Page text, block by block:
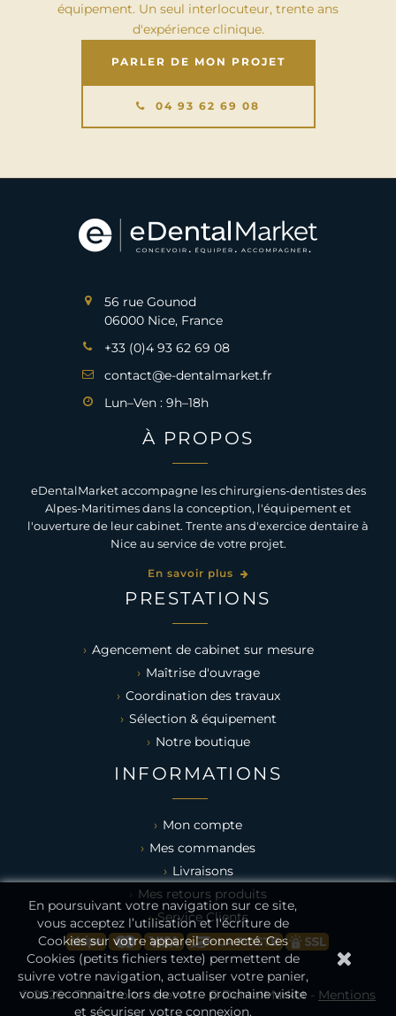
équipement. Un seul interlocuteur, trente ans
d'expérience clinique.
PARLER DE MON PROJET
04 93 62 69 08
56 rue Gounod
06000 Nice, France
+33 (0)4 93 62 69 08
contact@e-dentalmarket.fr
Lun–Ven : 9h–18h
À PROPOS
eDentalMarket accompagne les chirurgiens-dentistes des
Alpes-Maritimes dans la conception, l'équipement et
l'ouverture de leur cabinet. Trente ans d'exercice dentaire à
Nice au service de votre projet.
En savoir plus
PRESTATIONS
Agencement de cabinet sur mesure
Maîtrise d'ouvrage
Coordination des travaux
Sélection & équipement
Notre boutique
INFORMATIONS
Mon compte
Mes commandes
Livraisons
Mes retours produits
Service Clients
En poursuivant votre navigation sur ce site,
vous acceptez l’utilisation et l'écriture de
Cookies sur votre appareil connecté. Ces
Cookies (petits fichiers texte) permettent de
suivre votre navigation, actualiser votre panier,
vous reconnaitre lors de votre prochaine visite
et sécuriser votre connexion.
© 2026 - Tous droits réservés - E-DentalMarket - Mentions